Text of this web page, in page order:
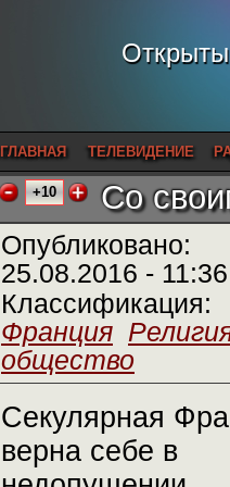
ГЛАВНАЯ ТЕЛЕВИДЕНИЕ
+10 Со
Опубликовано:
25.08.2016 - 11:36
Классификация:
Франция
общество
Секулярная
верна себе в